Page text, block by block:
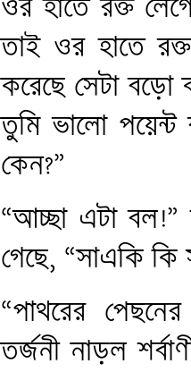
ওর হাতে রক্ত
তাই ওর হাতে
করেছে সেটা বড়ো
তুমি ভালো পয়েন্ট
কেন?”
“আচ্ছা এটা বল!”
গেছে, “সাএকি কি
“পাথরের
তর্জনী নাড়ল